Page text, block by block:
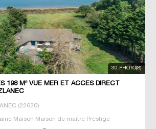
30 PHOTO(S)
198 M² VUE MER ET ACCES DIRECT
(22620)
Maison Maison de maitre Prestige